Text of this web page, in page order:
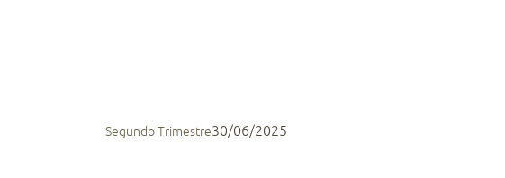
Segundo Trimestre30/06/2025